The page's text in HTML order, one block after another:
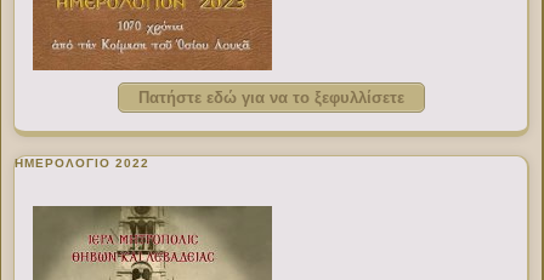
Πατήστε εδώ για να το ξεφυλλίσετε
ΗΜΕΡΟΛΟΓΙΟ 2022